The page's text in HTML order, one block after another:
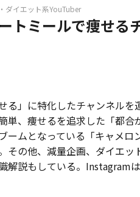
ダイエット系YouTuber
トミールで痩せる
る」に特化したチャンネル
単、痩せるを追求した「都
ームとなっている「キャメ
その他、減量企画、ダイエ
解説もしている。Instagramは